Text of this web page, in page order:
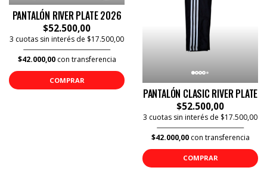
PANTALÓN RIVER PLATE 2026
$52.500,00
3 cuotas sin interés de $17.500,00
$42.000,00con transferencia
COMPRAR
PANTALÓN CLASIC RIVER PLATE
$52.500,00
3 cuotas sin interés de $17.500,00
$42.000,00con transferencia
COMPRAR